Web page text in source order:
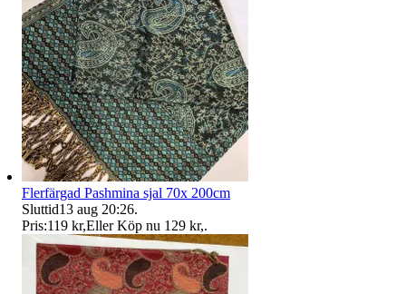
Flerfärgad Pashmina sjal 70x 200cm
Sluttid13 aug 20:26.
Pris:119 kr,Eller Köp nu 129 kr,.